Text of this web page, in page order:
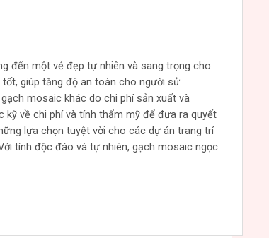
đến một vẻ đẹp tự nhiên và sang trọng cho
giúp tăng độ an toàn cho người sử
mosaic khác do chi phí sản xuất và
kỹ về chi phí và tính thẩm mỹ để đưa ra quyết
lựa chọn tuyệt vời cho các dự án trang trí
tính độc đáo và tự nhiên, gạch mosaic ngọc